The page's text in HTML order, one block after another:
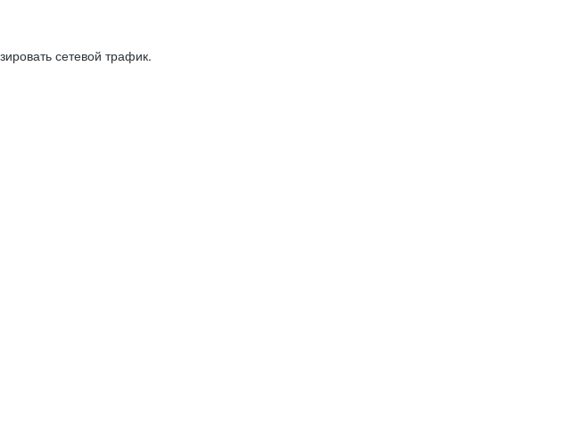
сетевой трафик.